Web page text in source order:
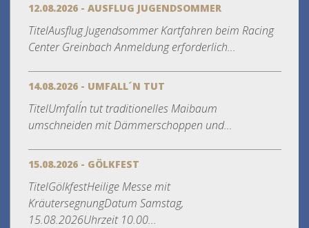
12.08.2026 - AUSFLUG JUGENDSOMMER
TitelAusflug Jugendsommer Kartfahren beim Racing
Center Greinbach Anmeldung erforderlich...
14.08.2026 - UMFALL´N TUT
TitelUmfall´n tut traditionelles Maibaum
umschneiden mit Dämmerschoppen und...
15.08.2026 - GÖLKFEST
TitelGölkfestHeilige Messe mit
KräutersegnungDatum Samstag,
15.08.2026Uhrzeit 10.00...